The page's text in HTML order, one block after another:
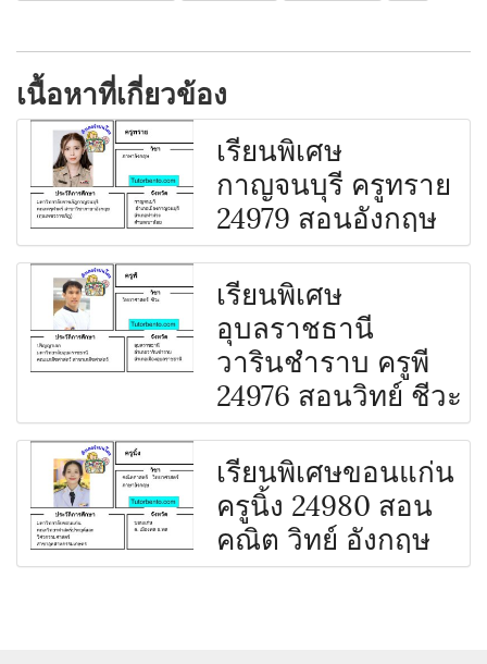
เนื้อหาที่เกี่ยวข้อง
เรียนพิเศษ
กาญจนบุรี ครูทราย
24979 สอนอังกฤษ
เรียนพิเศษ
อุบลราชธานี
วารินชำราบ ครูพี
24976 สอนวิทย์ ชีวะ
เรียนพิเศษขอนแก่น
ครูนิ้ง 24980 สอน
คณิต วิทย์ อังกฤษ